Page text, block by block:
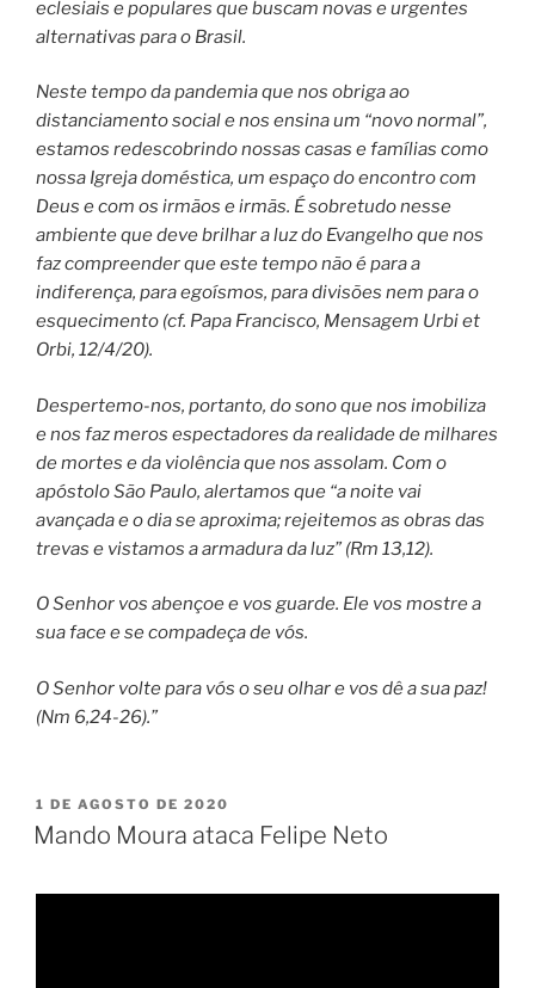
eclesiais e populares que buscam novas e urgentes
alternativas para o Brasil.
Neste tempo da pandemia que nos obriga ao
distanciamento social e nos ensina um “novo normal”,
estamos redescobrindo nossas casas e famílias como
nossa Igreja doméstica, um espaço do encontro com
Deus e com os irmãos e irmãs. É sobretudo nesse
ambiente que deve brilhar a luz do Evangelho que nos
faz compreender que este tempo não é para a
indiferença, para egoísmos, para divisões nem para o
esquecimento (cf. Papa Francisco, Mensagem Urbi et
Orbi, 12/4/20).
Despertemo-nos, portanto, do sono que nos imobiliza
e nos faz meros espectadores da realidade de milhares
de mortes e da violência que nos assolam. Com o
apóstolo São Paulo, alertamos que “a noite vai
avançada e o dia se aproxima; rejeitemos as obras das
trevas e vistamos a armadura da luz” (Rm 13,12).
O Senhor vos abençoe e vos guarde. Ele vos mostre a
sua face e se compadeça de vós.
O Senhor volte para vós o seu olhar e vos dê a sua paz!
(Nm 6,24-26).”
PUBLICADO
EM
1 DE AGOSTO DE 2020
Mando Moura ataca Felipe Neto